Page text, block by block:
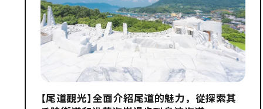
【尾道觀光】全面介紹尾道的魅力，從探索其